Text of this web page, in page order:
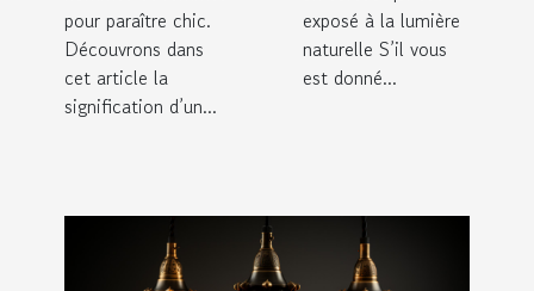
pour paraître chic.
Découvrons dans
cet article la
signification d’un...
exposé à la lumière
naturelle S’il vous
est donné...